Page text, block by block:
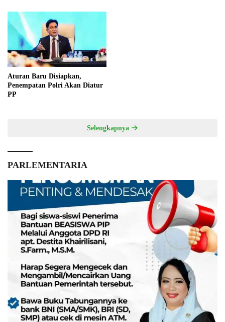
Aturan Baru Disiapkan,
Penempatan Polri Akan Diatur
PP
Selengkapnya
PARLEMENTARIA